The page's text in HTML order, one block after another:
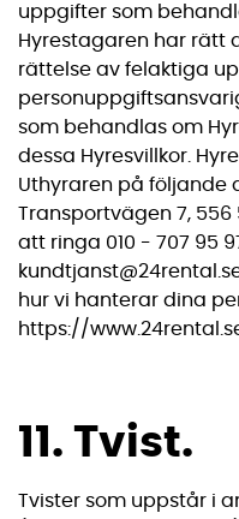
uppgifter som
Hyrestagaren har rätt
rättelse av felaktiga
som behandlas om
dessa Hyresvillkor.
Uthyraren på följande
Transportvägen 7,
att ringa 010 - 707 95
hur vi hanterar dina
https://
11. Tvist.
Tvister som uppstår i